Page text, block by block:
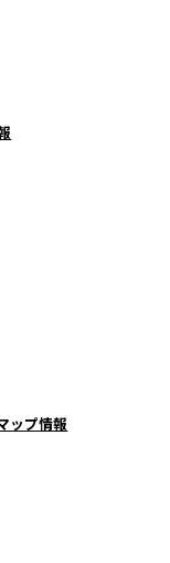
ア攻略
攻略】
【テイル
ップ情報